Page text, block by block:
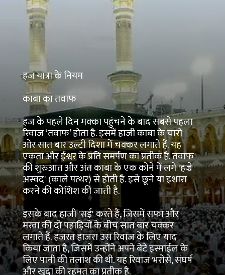
हज यात्रा के नियम
काबा का तवाफ
हज के पहले दिन मक्का पहुंचने के बाद सबसे पहला
रिवाज ‘तवाफ’ होता है. इसमें हाजी काबा के चारों
ओर सात बार उल्टी दिशा में चक्कर लगाते हैं. यह
एकता और ईश्वर के प्रति समर्पण का प्रतीक है. तवाफ
की शुरुआत और अंत काबा के एक कोने में लगे 'हज्रे
अस्वद' (काले पत्थर) से होती है. इसे छूने या इशारा
करने की कोशिश की जाती है.
इसके बाद हाजी 'सई' करते हैं, जिसमें सफा और
मरवा की दो पहाड़ियों के बीच सात बार चक्कर
लगाते हैं. हजरत हाजरा उस रिवाज के लिए याद
किया जाता है, जिसमें उन्होंने अपने बेटे इस्माईल के
लिए पानी की तलाश की थी. यह रिवाज भरोसे, संघर्ष
और खुदा की रहमत का प्रतीक है.